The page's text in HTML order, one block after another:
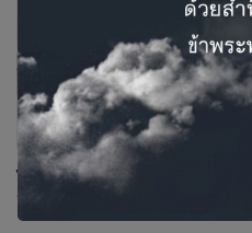
ไม่กี่วินาที
ทำการตรวจในเวลาเพียงไม่กี่วินาที